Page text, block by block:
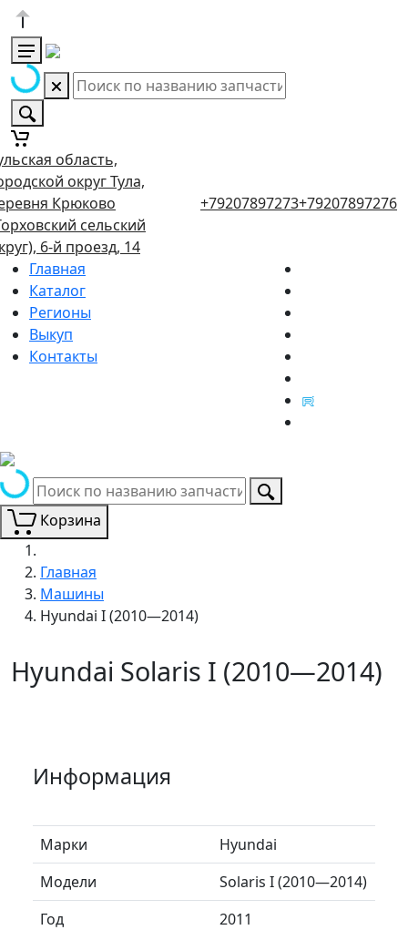
область,
округ Тула,
Крюково
сельский
6-й проезд, 14
+79207897273+79207897276
Главная
Каталог
Регионы
Выкуп
Контакты
Корзина
Главная
Машины
Hyundai I (2010—2014)
Hyundai Solaris I (2010—2014)
Информация
Марки
Hyundai
Модели
Solaris I (2010—2014)
Год
2011